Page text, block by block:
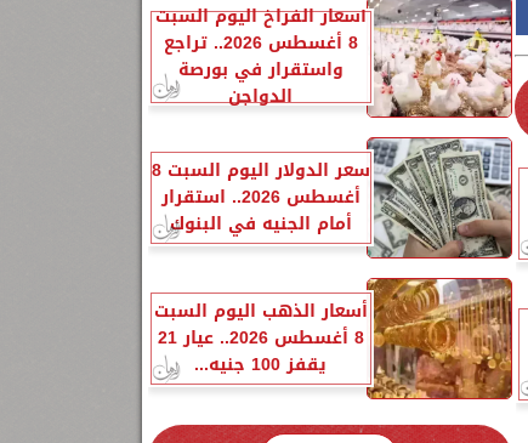
أسعار الفراخ اليوم السبت
8 أغسطس 2026.. تراجع
واستقرار في بورصة
الدواجن
سعر الدولار اليوم السبت 8
أغسطس 2026.. استقرار
أمام الجنيه في البنوك
أسعار الذهب اليوم السبت
8 أغسطس 2026.. عيار 21
يقفز 100 جنيه...